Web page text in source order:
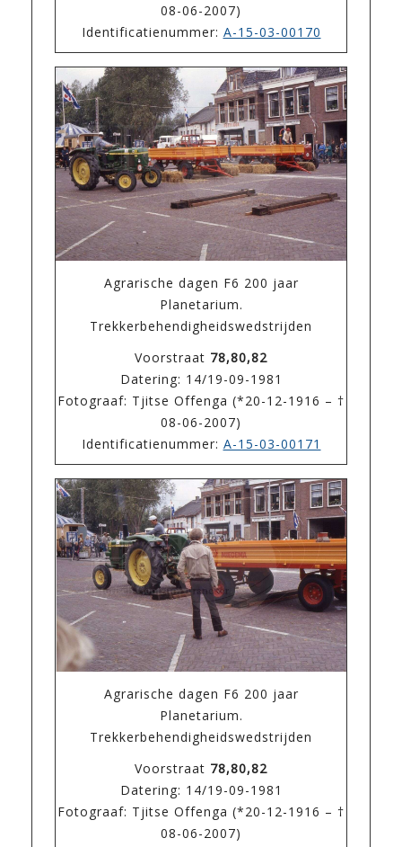
08-06-2007)
Identificatienummer: A-15-03-00170
Agrarische dagen F6 200 jaar
Planetarium.
Trekkerbehendigheidswedstrijden
Voorstraat 78,80,82
Datering: 14/19-09-1981
Fotograaf: Tjitse Offenga (*20-12-1916 – †
08-06-2007)
Identificatienummer: A-15-03-00171
Agrarische dagen F6 200 jaar
Planetarium.
Trekkerbehendigheidswedstrijden
Voorstraat 78,80,82
Datering: 14/19-09-1981
Fotograaf: Tjitse Offenga (*20-12-1916 – †
08-06-2007)